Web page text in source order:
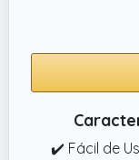
✔️ Fácil de